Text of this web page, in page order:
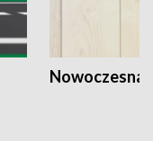
Nowoczesna